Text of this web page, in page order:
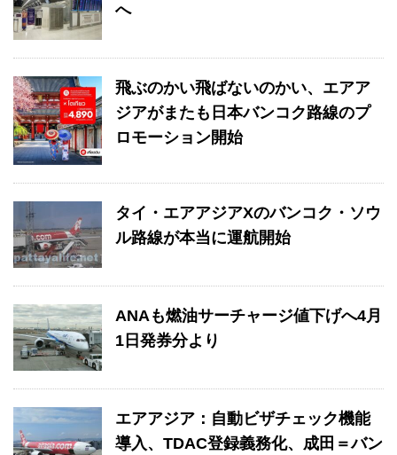
へ
飛ぶのかい飛ばないのかい、エアア
ジアがまたも日本バンコク路線のプ
ロモーション開始
タイ・エアアジアXのバンコク・ソウ
ル路線が本当に運航開始
ANAも燃油サーチャージ値下げへ4月
1日発券分より
エアアジア：自動ビザチェック機能
導入、TDAC登録義務化、成田＝バン